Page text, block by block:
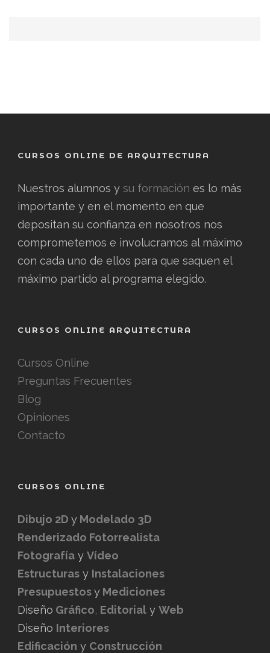
CURSOS ONLINE DE ARQUITECTURA
Nuestros alumnos y su formación es lo más
importante y en el momento en que
depositan su confianza en nosotros nos
comprometemos e involucramos al máximo
con cada uno de ellos para que saquen el
máximo partido al programa elegido.
CURSOS ONLINE ARQUITECTURA
Cursos Online
Preguntas Frecuentes
Blog
Opiniones
Contacto
CURSOS ONLINE
Dibujo 2D y Modelado 3D
Renderizado Fotorrealista
Fotografía y Vídeo
Estructuras y Instalaciones
Presupuestosy Mediciones
Diseño Gráfico, Editorial y Web
Diseño Interiores
Edificación y Construcción